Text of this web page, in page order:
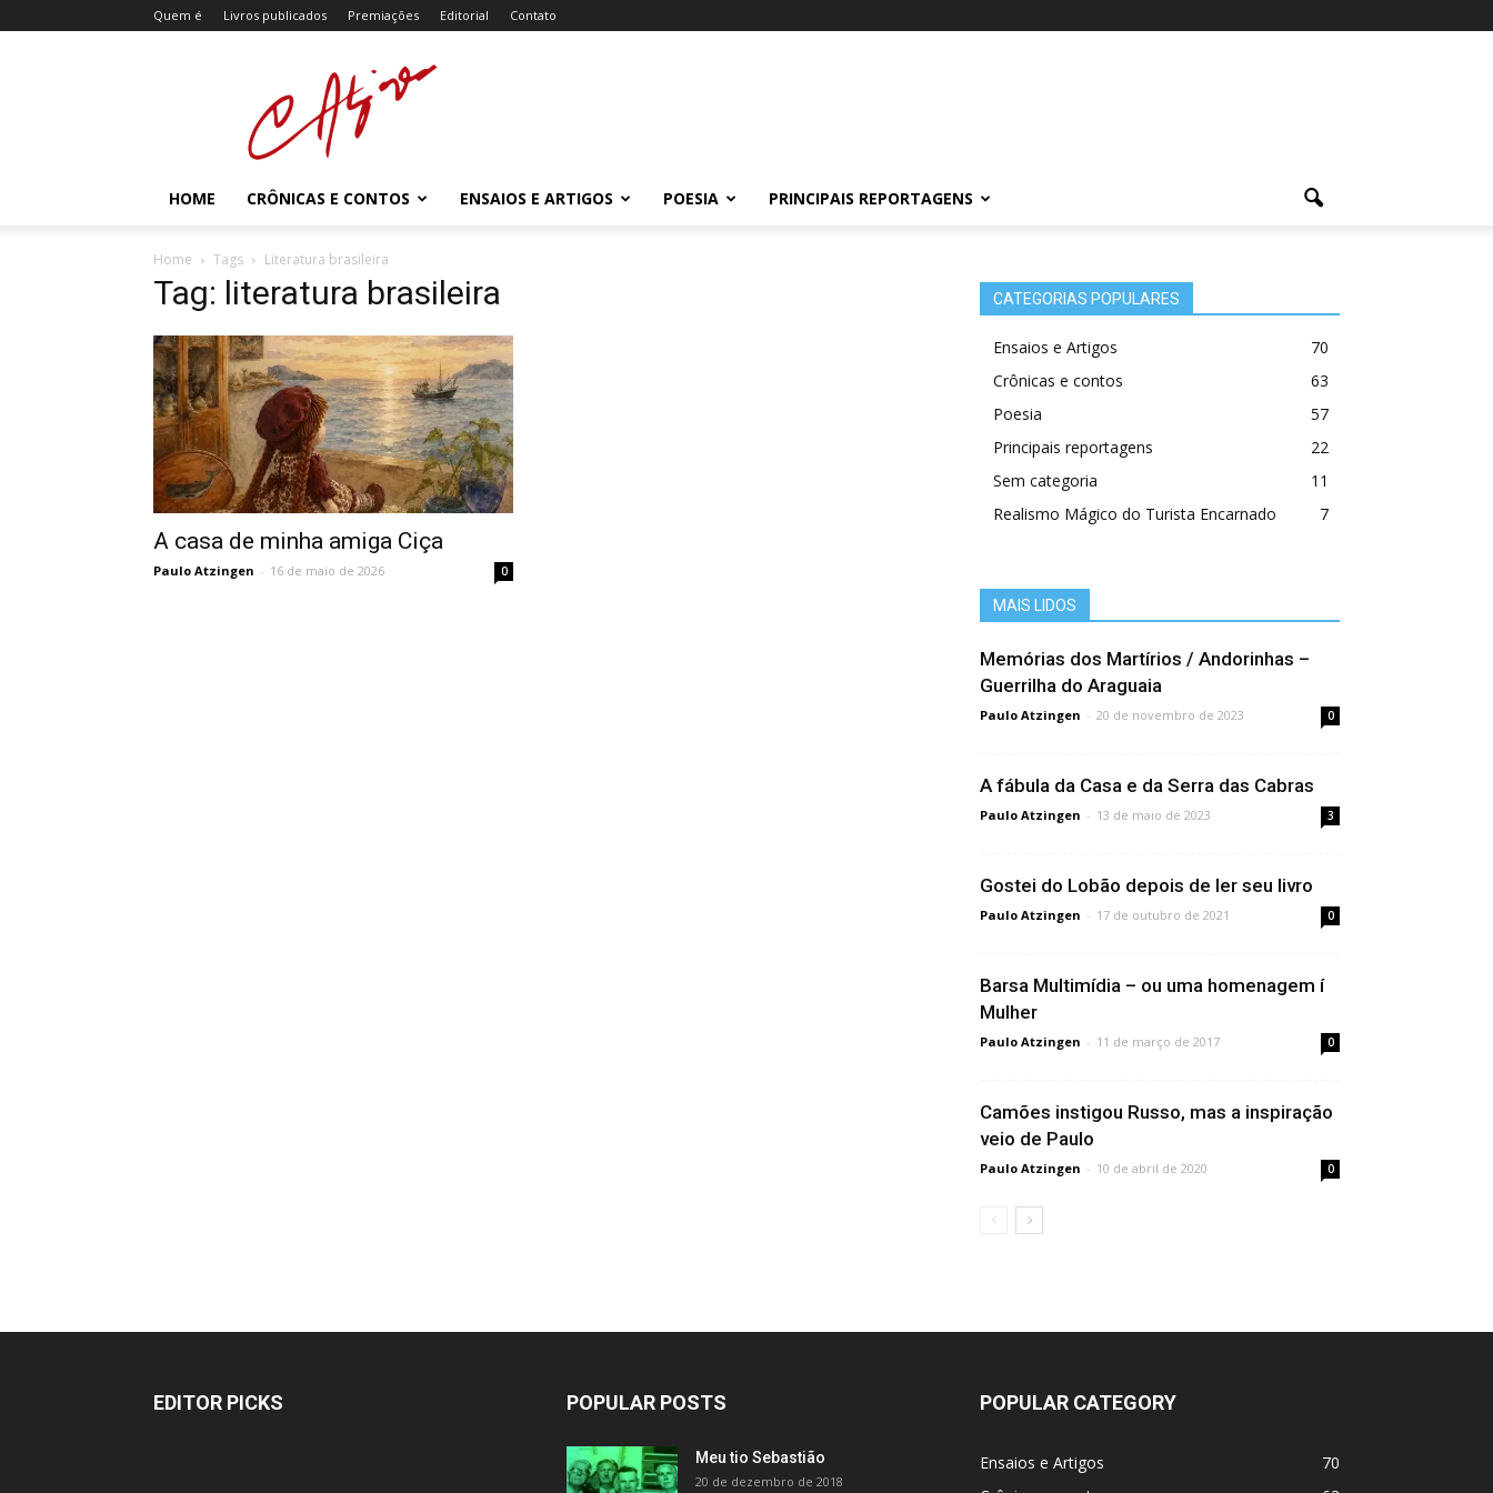
Quem é Livros publicados Premiações Editorial Contato
HOME CRÔNICAS E CONTOS ENSAIOS E ARTIGOS POESIA PRINCIPAIS REPORTAGENS
Home Tags Literatura brasileira
Tag: literatura brasileira
A casa de minha amiga Ciça
Paulo Atzingen - 16 de maio de 2026 0
CATEGORIAS POPULARES
Ensaios e Artigos
70
Crônicas e contos
63
Poesia
57
Principais reportagens
22
Sem categoria
11
Realismo Mágico do Turista Encarnado
7
MAIS LIDOS
Memórias dos Martí­rios / Andorinhas –
Guerrilha do Araguaia
Paulo Atzingen - 20 de novembro de 2023 0
A fábula da Casa e da Serra das Cabras
Paulo Atzingen - 13 de maio de 2023 3
Gostei do Lobão depois de ler seu livro
Paulo Atzingen - 17 de outubro de 2021 0
Barsa Multimí­dia – ou uma homenagem í
Mulher
Paulo Atzingen - 11 de março de 2017 0
Camões instigou Russo, mas a inspiração
veio de Paulo
Paulo Atzingen - 10 de abril de 2020 0
EDITOR PICKS POPULAR POSTS
Meu tio Sebastião
20 de dezembro de 2018
POPULAR CATEGORY
Ensaios e Artigos
70